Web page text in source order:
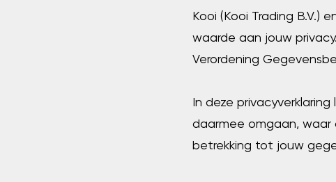
Kooi (Kooi Trading B.V.)
waarde aan jouw
Verordening
In deze
daarmee omgaan,
betrekking tot jouw